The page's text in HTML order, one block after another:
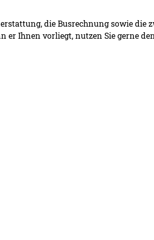
die Busrechnung sowie die
er Ihnen vorliegt, nutzen Sie gerne